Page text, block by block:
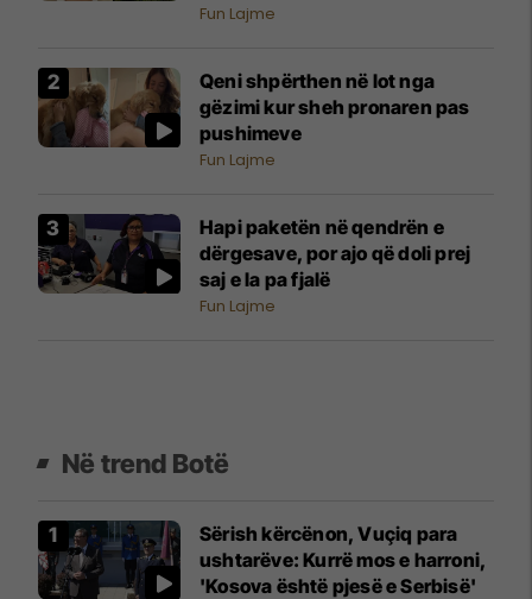
Fun Lajme
Qeni shpërthen në lot nga
gëzimi kur sheh pronaren pas
pushimeve
Fun Lajme
Hapi paketën në qendrën e
dërgesave, por ajo që doli prej
saj e la pa fjalë
Fun Lajme
Në trend Botë
Sërish kërcënon, Vuçiq para
ushtarëve: Kurrë mos e harroni,
'Kosova është pjesë e Serbisë'